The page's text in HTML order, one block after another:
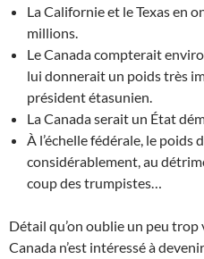
La Californie et le Texas en
millions.
Le Canada compterait
lui donnerait un poids très
président étasunien.
La Canada serait un État
À l’échelle fédérale, le
considérablement, au
coup des trumpistes…
Détail qu’on oublie un peu trop
Canada n’est intéressé à